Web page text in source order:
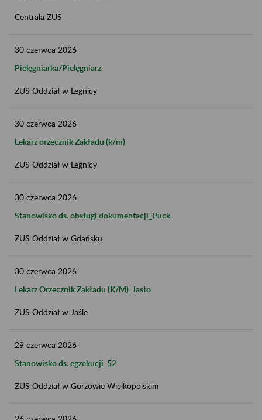
Centrala ZUS
30 czerwca 2026
Pielęgniarka/Pielęgniarz
ZUS Oddział w Legnicy
30 czerwca 2026
Lekarz orzecznik Zakładu (k/m)
ZUS Oddział w Legnicy
30 czerwca 2026
Stanowisko ds. obsługi dokumentacji_Puck
ZUS Oddział w Gdańsku
30 czerwca 2026
Lekarz Orzecznik Zakładu (K/M)_Jasło
ZUS Oddział w Jaśle
29 czerwca 2026
Stanowisko ds. egzekucji_52
ZUS Oddział w Gorzowie Wielkopolskim